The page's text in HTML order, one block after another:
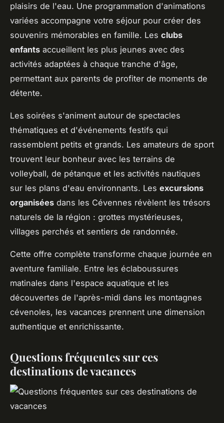
plaisirs de l'eau. Une programmation d'animations
variées accompagne votre séjour pour créer des
souvenirs mémorables en famille. Les clubs
enfants accueillent les plus jeunes avec des
activités adaptées à chaque tranche d'âge,
permettant aux parents de profiter de moments de
détente.
Les soirées s'animent autour de spectacles
thématiques et d'événements festifs qui
rassemblent petits et grands. Les amateurs de sport
trouvent leur bonheur avec les terrains de
volleyball, de pétanque et les activités nautiques
sur les plans d'eau environnants. Les excursions
organisées dans les Cévennes révèlent les trésors
naturels de la région : grottes mystérieuses,
villages perchés et sentiers de randonnée.
Cette offre complète transforme chaque journée en
aventure familiale. Entre les éclaboussures
matinales dans l'espace aquatique et les
découvertes de l'après-midi dans les montagnes
cévenoles, les vacances prennent une dimension
authentique et enrichissante.
Questions fréquentes sur ces
destinations de vacances